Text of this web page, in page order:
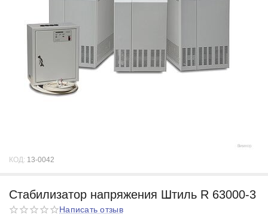
КОД: 13-0042
Стабилизатор напряжения Штиль R 63000-3
Написать отзыв